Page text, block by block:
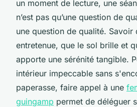
un moment de lecture, une
n’est pas qu’une question de
une question de qualité. Savoir
entretenue, que le sol brille et
apporte une sérénité tangible.
intérieur impeccable sans
paperasse, faire appel à une
guingamp permet de déléguer